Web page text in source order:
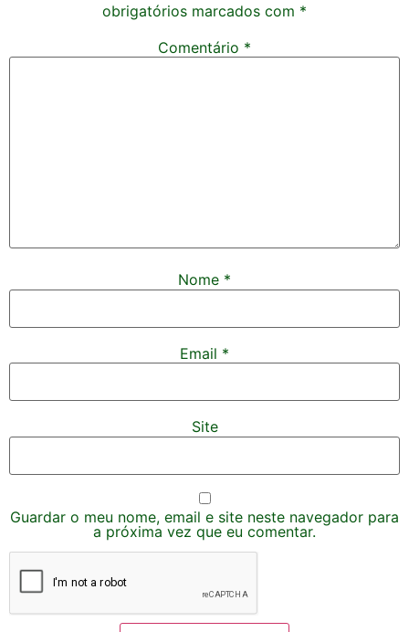
obrigatórios marcados com *
Comentário *
Nome *
Email *
Site
Guardar o meu nome, email e site neste navegador para
a próxima vez que eu comentar.